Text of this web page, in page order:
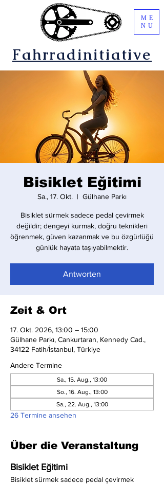
Fahrradinitiative
ME
NU
Bisiklet Eğitimi
Sa., 17. Okt.
  |
Gülhane Parkı
Bisiklet sürmek sadece pedal çevirmek
değildir; dengeyi kurmak, doğru teknikleri
öğrenmek, güven kazanmak ve bu özgürlüğü
günlük hayata taşıyabilmektir.
Antworten
Zeit & Ort
17. Okt. 2026, 13:00 – 15:00
Gülhane Parkı, Cankurtaran, Kennedy Cad.,
34122 Fatih/İstanbul, Türkiye
Andere Termine
Sa., 15. Aug., 13:00
So., 16. Aug., 13:00
Sa., 22. Aug., 13:00
26 Termine ansehen
Über die Veranstaltung
Bisiklet Eğitimi
Bisiklet sürmek sadece pedal çevirmek